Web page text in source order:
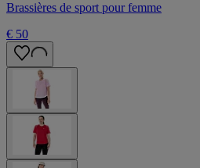
Brassières de sport pour femme
€ 50